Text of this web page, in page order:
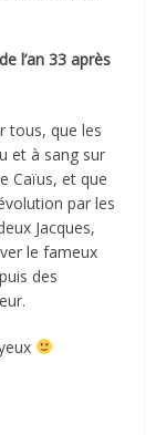
l’an 33 après
tous, que les
et à sang sur
Caïus, et que
par les
Jacques,
le fameux
des